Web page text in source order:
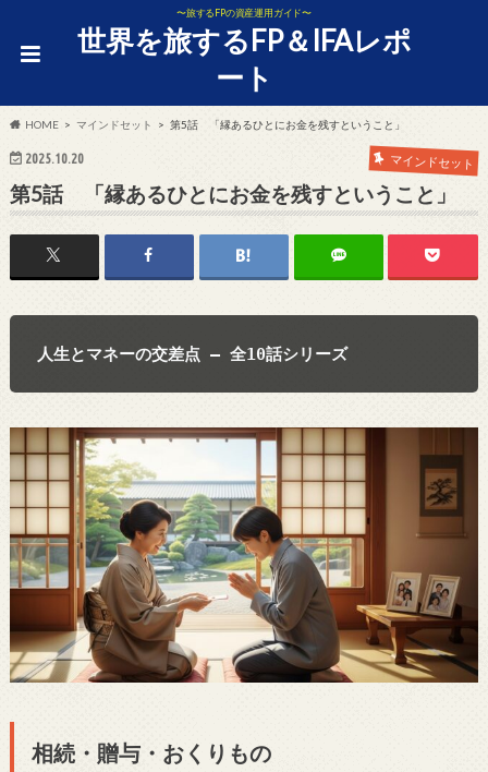
〜旅するFPの資産運用ガイド〜
世界を旅するFP＆IFAレポ
ート
HOME マインドセット 第5話 「縁あるひとにお金を残すということ」
2025.10.20 マインドセット
第5話 「縁あるひとにお金を残すということ」
人生とマネーの交差点 ― 全10話シリーズ
相続・贈与・おくりもの